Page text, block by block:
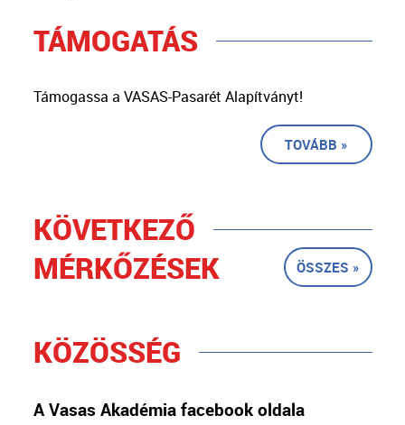
TÁMOGATÁS
Támogassa a VASAS-Pasarét Alapítványt!
TOVÁBB »
KÖVETKEZŐ
MÉRKŐZÉSEK
ÖSSZES »
KÖZÖSSÉG
A Vasas Akadémia facebook oldala